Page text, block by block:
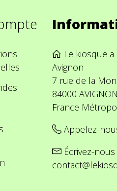
Le kiosque
Avignon
7 rue de la
84000 AVIGNON
France
Appelez-
Écrivez-nous